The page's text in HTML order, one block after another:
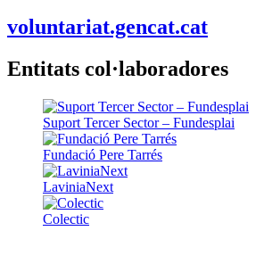
voluntariat.gencat.cat
Entitats col·laboradores
Suport Tercer Sector – Fundesplai
Fundació Pere Tarrés
LaviniaNext
Colectic